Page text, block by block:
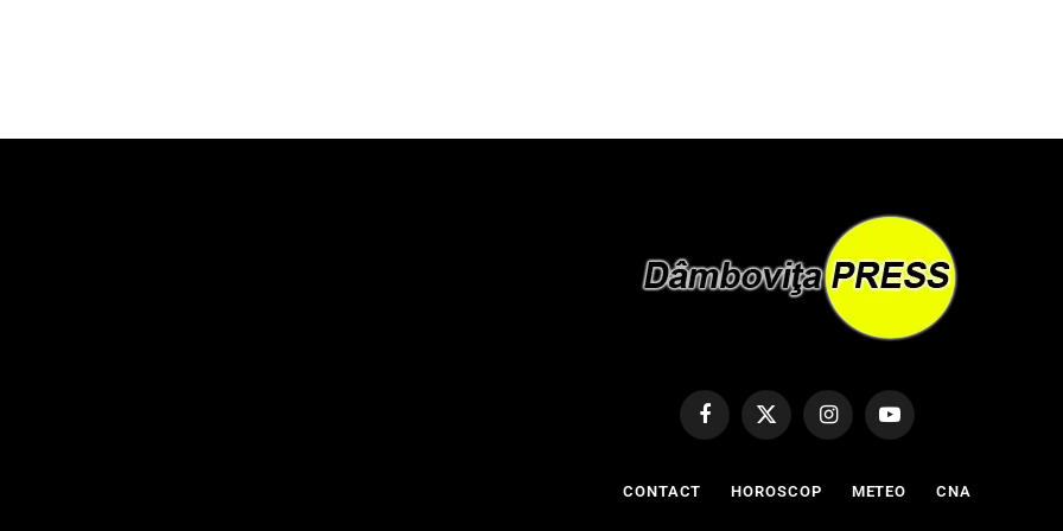
FacebookX
(Twitter)
InstagramYouTube
CONTACT HOROSCOP METEO CNA